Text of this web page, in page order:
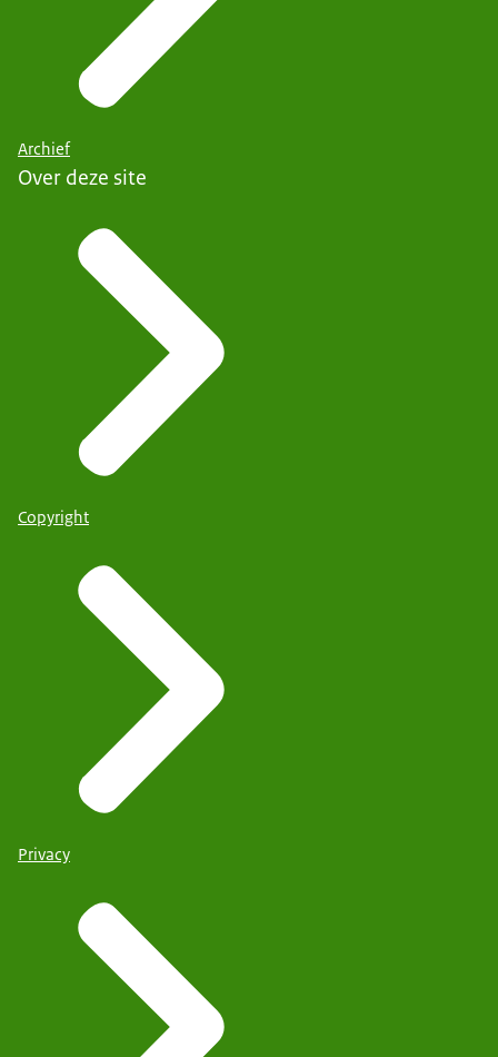
Archief
Over deze site
Copyright
Privacy